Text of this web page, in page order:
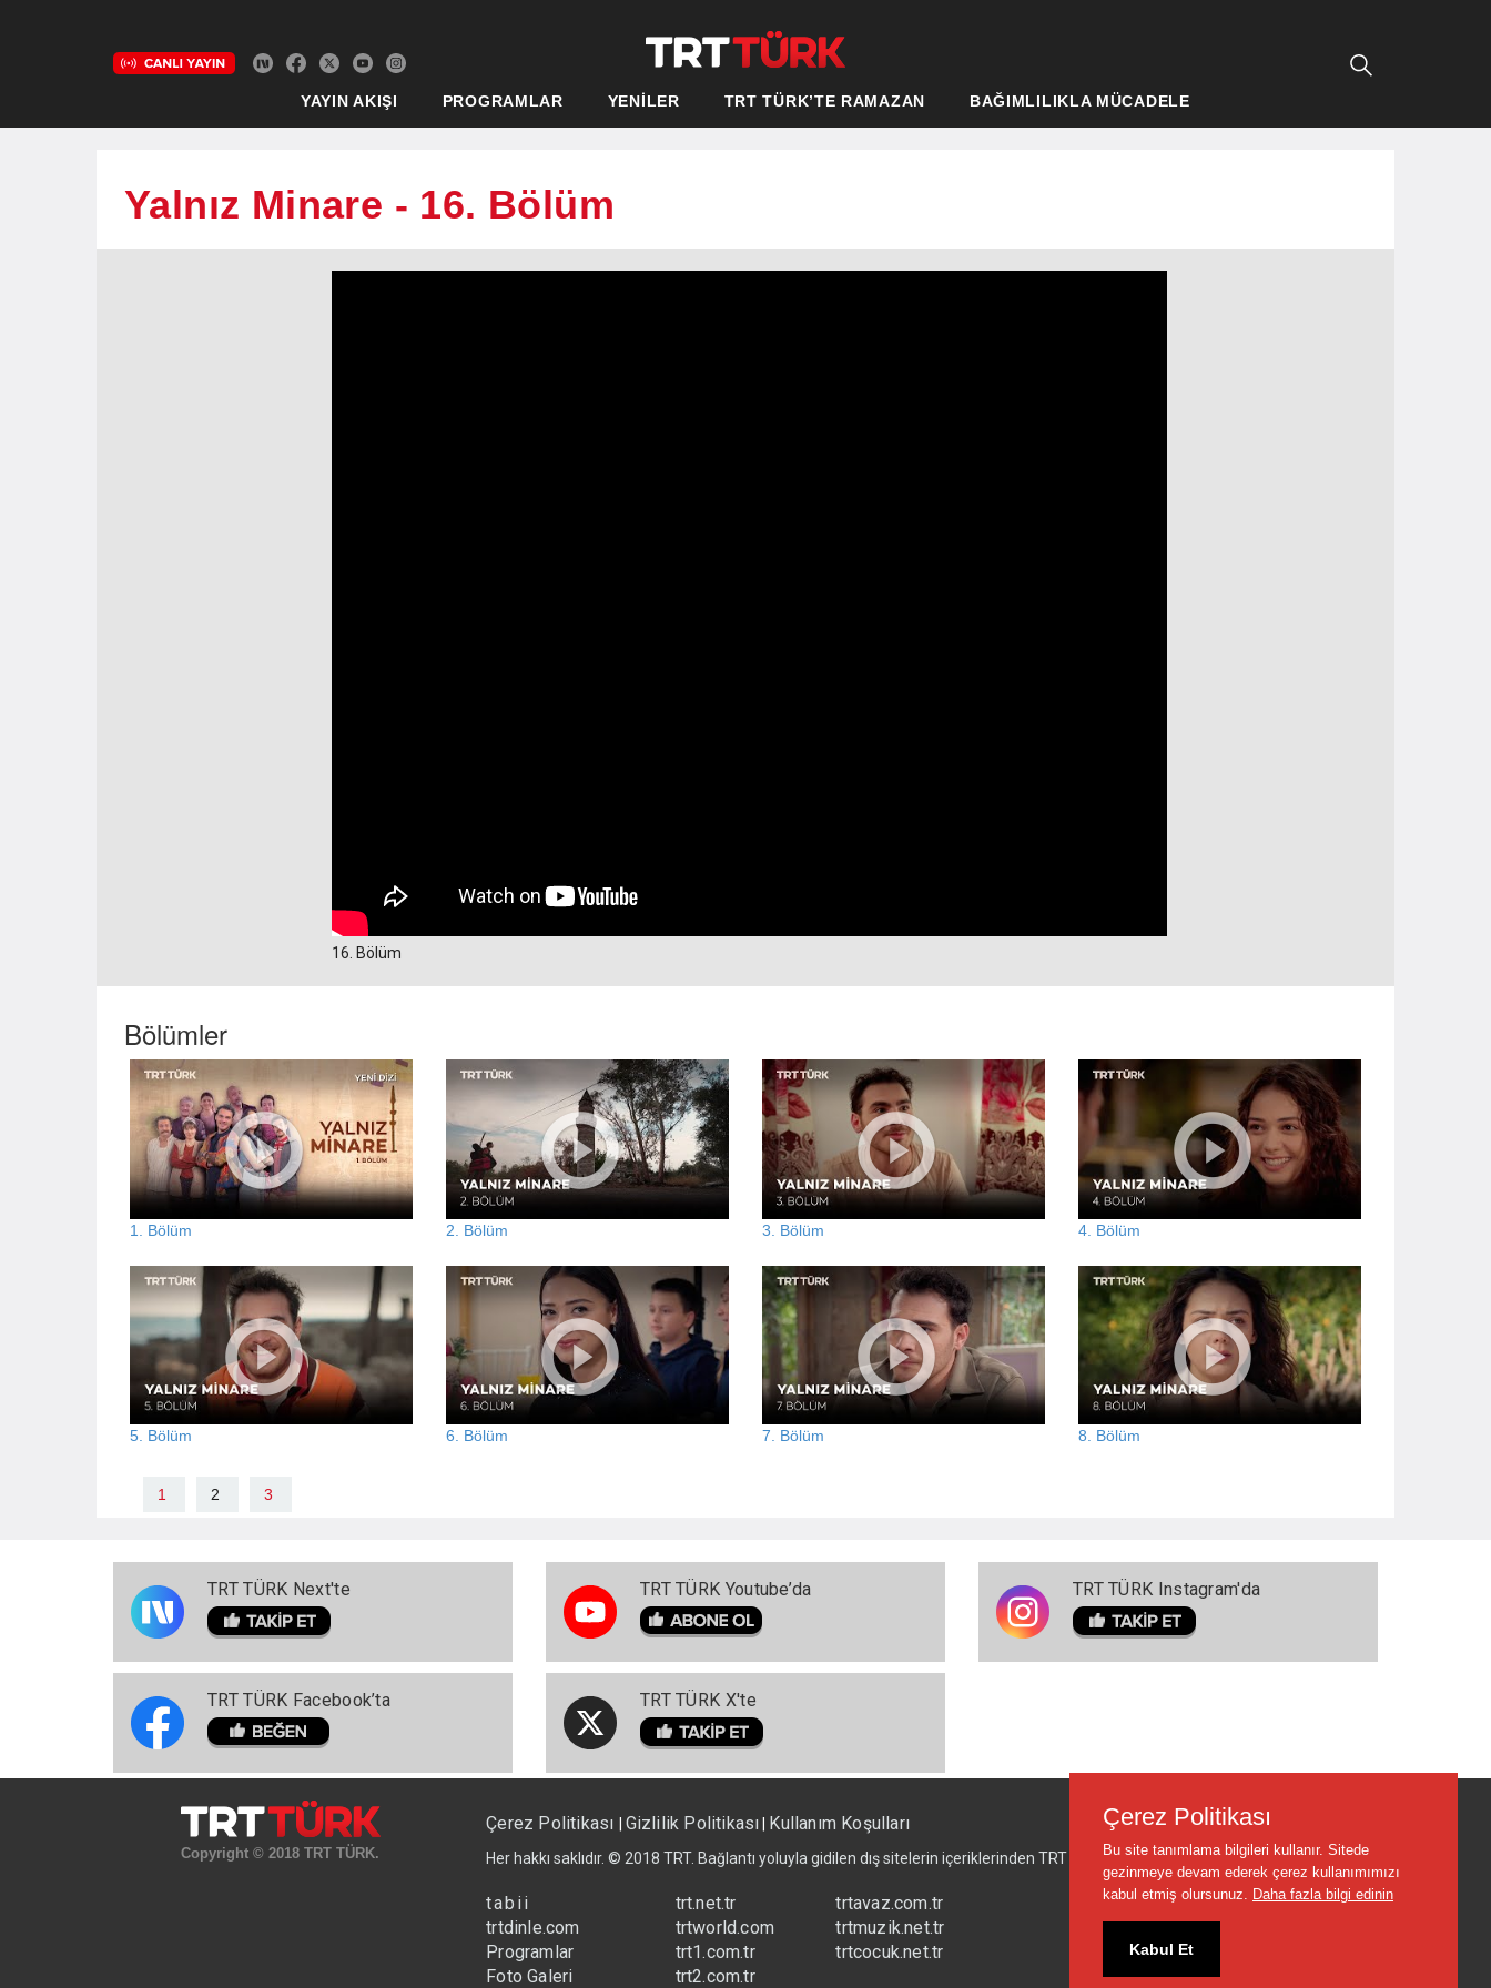
YAYIN AKIŞI PROGRAMLAR YENİLER TRT TÜRK’TE RAMAZAN BAĞIMLILIKLA MÜCADELE
Yalnız Minare - 16. Bölüm
16. Bölüm
Bölümler
1. Bölüm 2. Bölüm 3. Bölüm 4. Bölüm
5. Bölüm 6. Bölüm 7. Bölüm 8. Bölüm
1 2 3
TRT TÜRK Next'te
TRT TÜRK Facebook’ta
TRT TÜRK Youtube’da
TRT TÜRK X'te
TRT TÜRK Instagram'da
Copyright © 2018 TRT TÜRK.
Çerez Politikası Gizlilik Politikası Kullanım Koşulları
Her hakkı saklıdır. © 2018 TRT. Bağlantı yoluyla gidilen dış sitelerin içeriklerinden TRT sorumlu değildir.
tabii
trtdinle.com
Programlar
Foto Galeri
trt.net.tr
trtworld.com
trt1.com.tr
trt2.com.tr
trtavaz.com.tr
trtmuzik.net.tr
trtcocuk.net.tr
Çerez Politikası
Bu site tanımlama bilgileri kullanır. Sitede
gezinmeye devam ederek çerez kullanımımızı
kabul etmiş olursunuz. Daha fazla bilgi edinin
Kabul Et